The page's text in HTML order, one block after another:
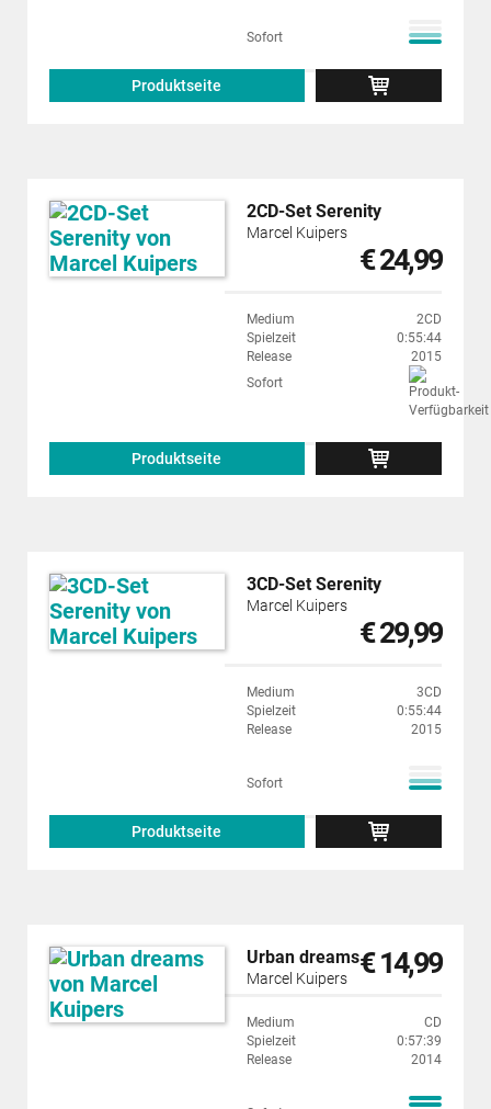
Sofort
Produktseite
2CD-Set Serenity
Marcel Kuipers
€ 24,99
Medium
2CD
Spielzeit
0:55:44
Release
2015
Sofort
Produktseite
3CD-Set Serenity
Marcel Kuipers
€ 29,99
Medium
3CD
Spielzeit
0:55:44
Release
2015
Sofort
Produktseite
Urban dreams
Marcel Kuipers € 14,99
Medium
CD
Spielzeit
0:57:39
Release
2014